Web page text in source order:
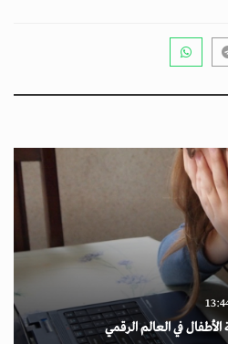
الأطفال في العالم الرقمي